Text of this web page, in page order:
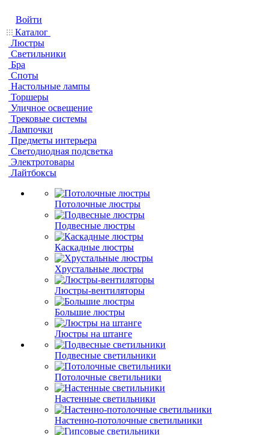
Войти
Каталог
Люстры
Светильники
Бра
Споты
Настольные лампы
Торшеры
Уличное освещение
Трековые системы
Лампочки
Предметы интерьера
Светодиодная подсветка
Электротовары
Лайтбоксы
Потолочные люстры
Подвесные люстры
Каскадные люстры
Хрустальные люстры
Люстры-вентиляторы
Большие люстры
Люстры на штанге
Подвесные светильники
Потолочные светильники
Настенные светильники
Настенно-потолочные светильники